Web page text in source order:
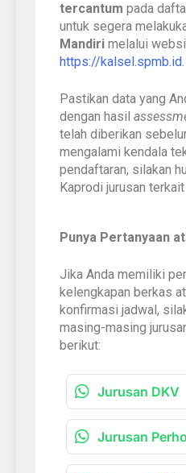
tercantum pada
untuk segera
Mandiri melalui
https://kalsel.spmb.id.
Pastikan data yang
dengan hasil
telah diberikan
mengalami kendala
pendaftaran, silakan
Kaprodi jurusan
Punya Pertanyaan
Jika Anda memiliki
kelengkapan berkas
konfirmasi jadwal,
masing-masing
berikut:
Jurusan DKV
Jurusan